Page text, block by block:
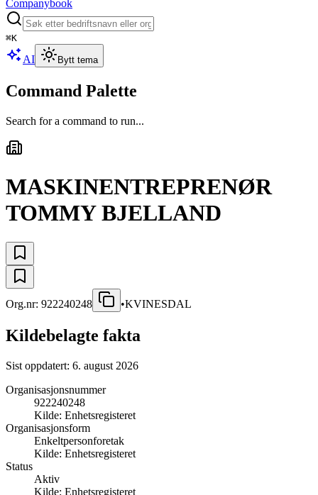
Companybook
⌘K
AI Bytt tema
Command Palette
Search for a command to run...
MASKINENTREPRENØR
TOMMY BJELLAND
Org.nr: 922240248 •KVINESDAL
Kildebelagte fakta
Sist oppdatert: 6. august 2026
Organisasjonsnummer
922240248
Kilde: Enhetsregisteret
Organisasjonsform
Enkeltpersonforetak
Kilde: Enhetsregisteret
Status
Aktiv
Kilde: Enhetsregisteret